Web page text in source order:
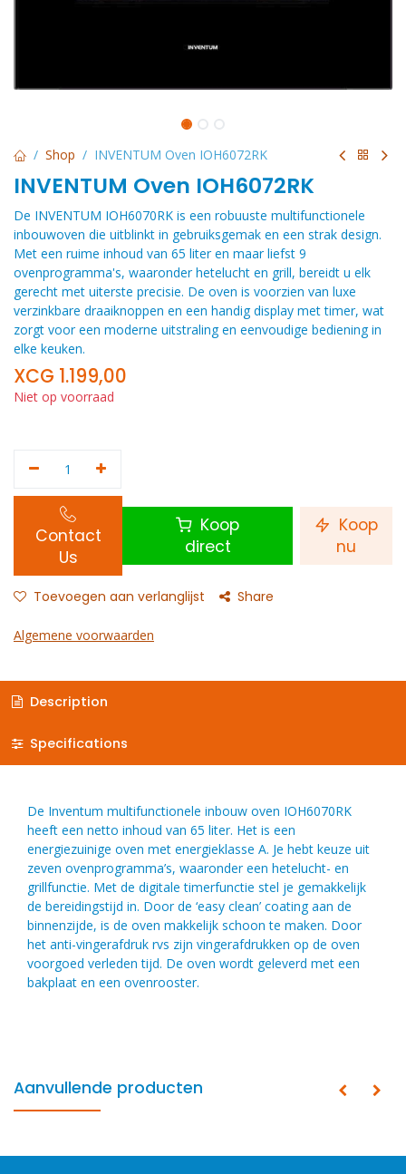
Shop INVENTUM Oven IOH6072RK
INVENTUM Oven IOH6072RK
De INVENTUM IOH6070RK is een robuuste multifunctionele
inbouwoven die uitblinkt in gebruiksgemak en een strak design.
Met een ruime inhoud van 65 liter en maar liefst 9
ovenprogramma's, waaronder hetelucht en grill, bereidt u elk
gerecht met uiterste precisie. De oven is voorzien van luxe
verzinkbare draaiknoppen en een handig display met timer, wat
zorgt voor een moderne uitstraling en eenvoudige bediening in
elke keuken.
XCG 1.199,00
Niet op voorraad
Contact
Us
Koop
direct
Koop
nu
Toevoegen aan verlanglijst Share
Algemene voorwaarden
Description
Specifications
De Inventum multifunctionele inbouw oven IOH6070RK
heeft een netto inhoud van 65 liter. Het is een
energiezuinige oven met energieklasse A. Je hebt keuze uit
zeven ovenprogramma’s, waaronder een hetelucht- en
grillfunctie. Met de digitale timerfunctie stel je gemakkelijk
de bereidingstijd in. Door de ‘easy clean’ coating aan de
binnenzijde, is de oven makkelijk schoon te maken. Door
het anti-vingerafdruk rvs zijn vingerafdrukken op de oven
voorgoed verleden tijd. De oven wordt geleverd met een
bakplaat en een ovenrooster.
Aanvullende producten